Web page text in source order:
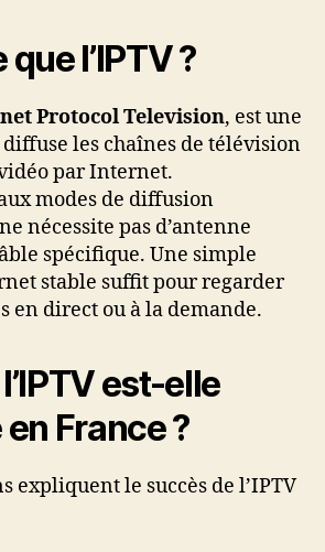
que l’IPTV ?
Protocol Television, est une
les chaînes de télévision
par Internet.
modes de diffusion
nécessite pas d’antenne
spécifique. Une simple
stable suffit pour regarder
en direct ou à la demande.
est-elle
France ?
expliquent le succès de l’IPTV